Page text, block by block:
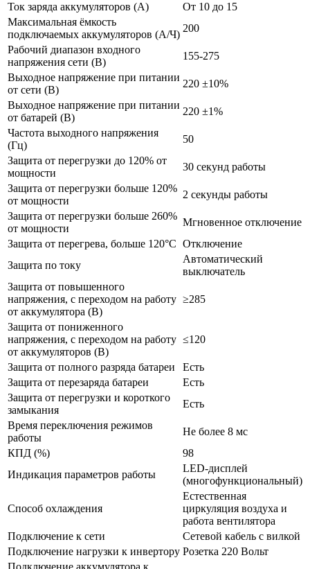
Ток заряда аккумуляторов (А)
От 10 до 15
Максимальная ёмкость
подключаемых аккумуляторов (А/Ч)
200
Рабочий диапазон входного
напряжения сети (В)
155-275
Выходное напряжение при питании
от сети (В)
220 ±10%
Выходное напряжение при питании
от батарей (В)
220 ±1%
Частота выходного напряжения
(Гц)
50
Защита от перегрузки до 120% от
мощности
30 секунд работы
Защита от перегрузки больше 120%
от мощности
2 секунды работы
Защита от перегрузки больше 260%
от мощности
Мгновенное отключение
Защита от перегрева, больше 120°C Отключение
Защита по току
Автоматический
выключатель
Защита от повышенного
напряжения, с переходом на работу
от аккумулятора (В)
≥285
Защита от пониженного
напряжения, с переходом на работу
от аккумуляторов (В)
≤120
Защита от полного разряда батареи
Есть
Защита от перезаряда батареи
Есть
Защита от перегрузки и короткого
замыкания
Есть
Время переключения режимов
работы
Не более 8 мс
КПД (%)
98
Индикация параметров работы
LED-дисплей
(многофункциональный)
Способ охлаждения
Естественная
циркуляция воздуха и
работа вентилятора
Подключение к сети
Cетевой кабель с вилкой
Подключение нагрузки к инвертору Розетка 220 Вольт